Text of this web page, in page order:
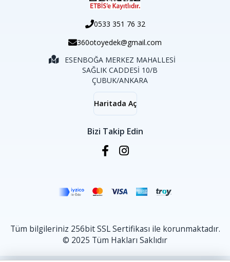
0533 351 76 32
360otoyedek@gmail.com
ESENBOĞA MERKEZ MAHALLESİ
SAĞLIK CADDESİ 10/B
ÇUBUK/ANKARA
Haritada Aç
Bizi Takip Edin
Tüm bilgileriniz 256bit SSL Sertifikası ile korunmaktadır.
© 2025 Tüm Hakları Saklıdır